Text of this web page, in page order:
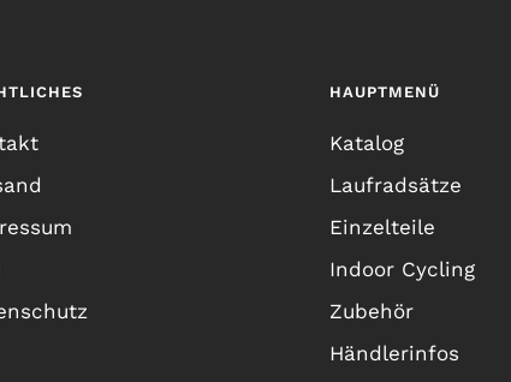
HAUPTMENÜ
Katalog
Laufradsätze
Einzelteile
Indoor Cycling
Zubehör
Händlerinfos